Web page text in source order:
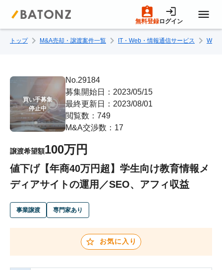
無料登録ログイン
トップページ
M&A案件一覧
売りたい方へ
成約事例
M&A専門家の方へ
トップ M&A売却・譲渡案件一覧 IT・Web・情報通信サービス Web
買い手募集
停止中
No.29184
募集開始日：2023/05/15
最終更新日：2023/08/01
閲覧数：749
M&A交渉数：17
譲渡希望額100万円
値下げ【年商40万円超】学生向け教育情報メ
ディアサイトの運用／SEO、アフィ収益
事業譲渡 専門家あり
お気に入り